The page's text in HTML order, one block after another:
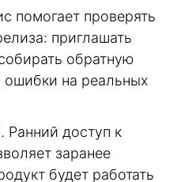
помогает проверять
приглашать
обратную
ошибки на реальных
. Ранний доступ к
заранее
будет работать